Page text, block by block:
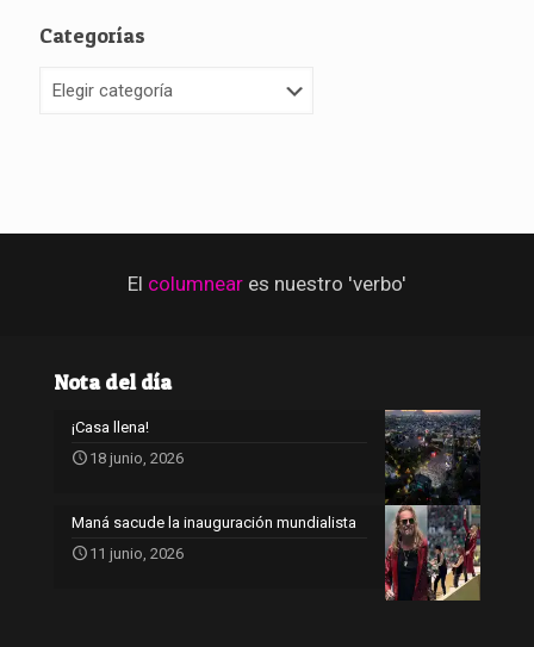
Categorías
El columnear es nuestro 'verbo'
Nota del día
¡Casa llena!
18 junio, 2026
Maná sacude la inauguración mundialista
11 junio, 2026